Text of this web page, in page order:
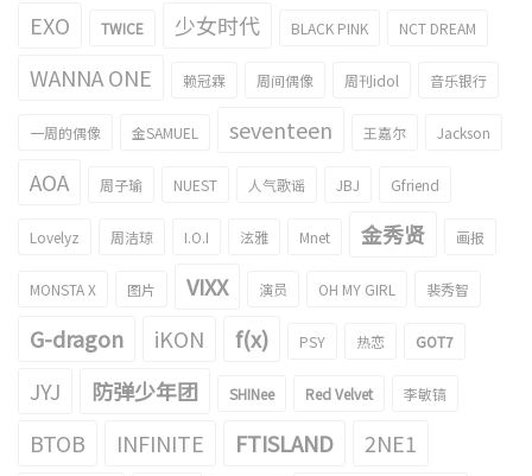
EXO TWICE 少女时代 BLACK PINK NCT DREAM
WANNA ONE 赖冠霖 周间偶像 周刊idol 音乐银行
一周的偶像 金SAMUEL seventeen 王嘉尔 Jackson
AOA 周子瑜 NUEST 人气歌谣 JBJ Gfriend
Lovelyz 周洁琼 I.O.I 泫雅 Mnet 金秀贤 画报
MONSTA X 图片 VIXX 演员 OH MY GIRL 裴秀智
G-dragon iKON f(x) PSY 热恋 GOT7
JYJ 防弹少年团 SHINee Red Velvet 李敏镐
BTOB INFINITE FTISLAND
2NE1